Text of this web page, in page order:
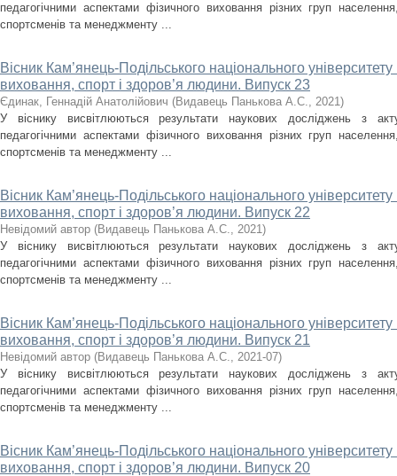
педагогічними аспектами фізичного виховання різних груп населення,
спортсменів та менеджменту ...
Вісник Кам’янець-Подільського національного університету
виховання, спорт і здоров’я людини. Випуск 23
Єдинак, Геннадій Анатолійович (Видавець Панькова А.С., 2021)
У віснику висвітлюються результати наукових досліджень з
педагогічними аспектами фізичного виховання різних груп населення,
спортсменів та менеджменту ...
Вісник Кам’янець-Подільського національного університету
виховання, спорт і здоров’я людини. Випуск 22
Невідомий автор (Видавець Панькова А.С., 2021)
У віснику висвітлюються результати наукових досліджень з
педагогічними аспектами фізичного виховання різних груп населення,
спортсменів та менеджменту ...
Вісник Кам’янець-Подільського національного університету
виховання, спорт і здоров’я людини. Випуск 21
Невідомий автор (Видавець Панькова А.С., 2021-07)
У віснику висвітлюються результати наукових досліджень з
педагогічними аспектами фізичного виховання різних груп населення,
спортсменів та менеджменту ...
Вісник Кам’янець-Подільського національного університету
виховання, спорт і здоров’я людини. Випуск 20